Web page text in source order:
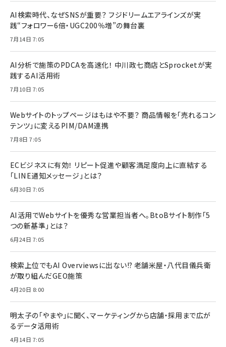
AI検索時代、なぜSNSが重要？ フジドリームエアラインズが実
践“フォロワー6倍・UGC200％増”の舞台裏
7月14日 7:05
AI分析で施策のPDCAを高速化！ 中川政七商店とSprocketが実
践するAI活用術
7月10日 7:05
Webサイトのトップページはもはや不要？ 商品情報を「売れるコン
テンツ」に変えるPIM/DAM連携
7月8日 7:05
ECビジネスに有効！ リピート促進や顧客満足度向上に直結する
「LINE通知メッセージ」とは？
6月30日 7:05
AI活用でWebサイトを優秀な営業担当者へ。BtoBサイト制作「5
つの新基準」とは？
6月24日 7:05
検索上位でもAI Overviewsに出ない!? 老舗米屋・八代目儀兵衛
が取り組んだGEO施策
4月20日 8:00
明太子の「やまや」に聞く、マーケティングから店舗・採用まで広が
るデータ活用術
4月14日 7:05